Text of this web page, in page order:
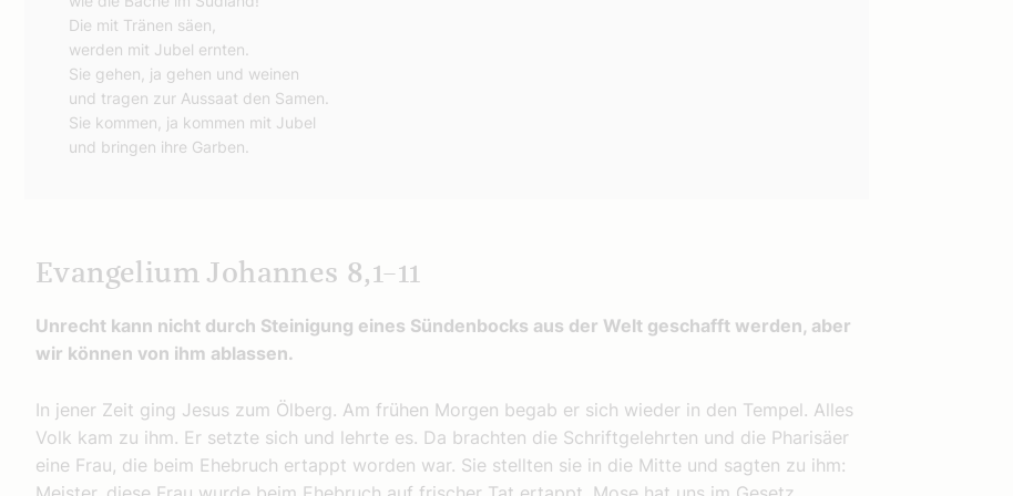
Die mit Tränen säen,
werden mit Jubel ernten.
Sie gehen, ja gehen und weinen
und tragen zur Aussaat den Samen.
Sie kommen, ja kommen mit Jubel
und bringen ihre Garben.
Evangelium Johannes 8,1–11
Unrecht kann nicht durch Steinigung eines Sündenbocks aus der Welt geschafft werden, aber
wir können von ihm ablassen.
In jener Zeit ging Jesus zum Ölberg. Am frühen Morgen begab er sich wieder in den Tempel. Alles
Volk kam zu ihm. Er setzte sich und lehrte es. Da brachten die Schriftgelehrten und die Pharisäer
eine Frau, die beim Ehebruch ertappt worden war. Sie stellten sie in die Mitte und sagten zu ihm: